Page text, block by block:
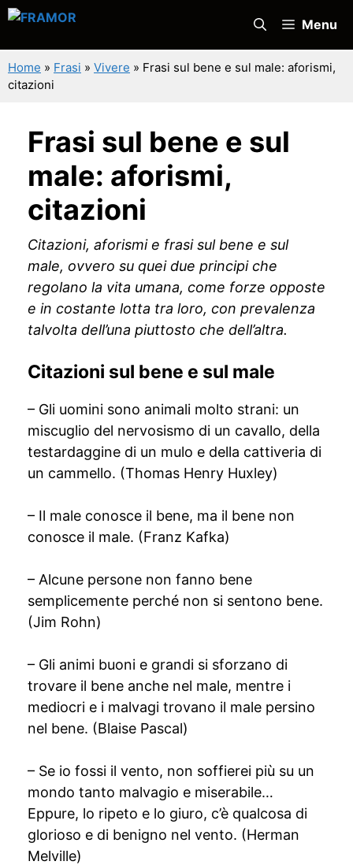
Vai
contenuto
Menu
Home » Frasi » Vivere » Frasi sul bene e sul male: aforismi,
citazioni
Frasi sul bene e sul
male: aforismi,
citazioni
Citazioni, aforismi e frasi sul bene e sul
male, ovvero su quei due principi che
regolano la vita umana, come forze opposte
e in costante lotta tra loro, con prevalenza
talvolta dell’una piuttosto che dell’altra.
Citazioni sul bene e sul male
– Gli uomini sono animali molto strani: un
miscuglio del nervosismo di un cavallo, della
testardaggine di un mulo e della cattiveria di
un cammello. (Thomas Henry Huxley)
– Il male conosce il bene, ma il bene non
conosce il male. (Franz Kafka)
– Alcune persone non fanno bene
semplicemente perché non si sentono bene.
(Jim Rohn)
– Gli animi buoni e grandi si sforzano di
trovare il bene anche nel male, mentre i
mediocri e i malvagi trovano il male persino
nel bene. (Blaise Pascal)
– Se io fossi il vento, non soffierei più su un
mondo tanto malvagio e miserabile…
Eppure, lo ripeto e lo giuro, c’è qualcosa di
glorioso e di benigno nel vento. (Herman
Melville)